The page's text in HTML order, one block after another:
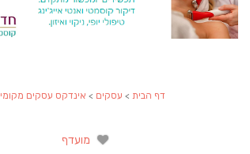
דף הבית > עסקים > אינדקס עסקים מקומי
מועדף